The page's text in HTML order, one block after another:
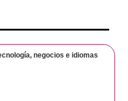
negocios e idiomas